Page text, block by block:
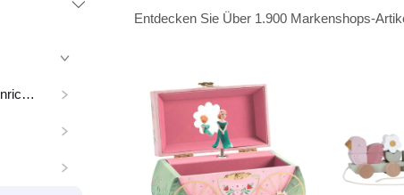
Kinderzimmer einrichten
Entdecken Sie Über 1.900 Markenshops-